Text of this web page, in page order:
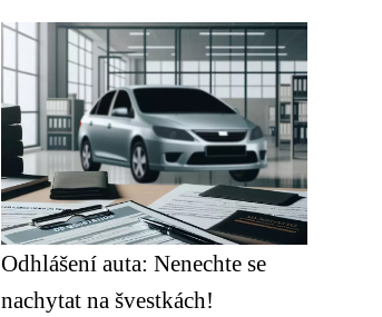
Odhlášení auta: Nenechte se
nachytat na švestkách!